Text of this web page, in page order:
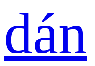
dán